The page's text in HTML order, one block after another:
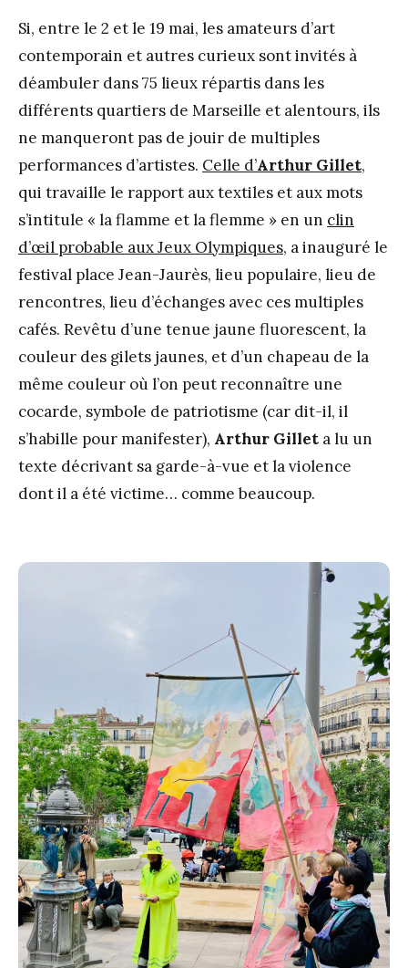
Si, entre le 2 et le 19 mai, les amateurs d’art
contemporain et autres curieux sont invités à
déambuler dans 75 lieux répartis dans les
différents quartiers de Marseille et alentours, ils
ne manqueront pas de jouir de multiples
performances d’artistes. Celle d’Arthur Gillet,
qui travaille le rapport aux textiles et aux mots
s’intitule « la flamme et la flemme » en un clin
d’œil probable aux Jeux Olympiques, a inauguré le
festival place Jean-Jaurès, lieu populaire, lieu de
rencontres, lieu d’échanges avec ces multiples
cafés. Revêtu d’une tenue jaune fluorescent, la
couleur des gilets jaunes, et d’un chapeau de la
même couleur où l’on peut reconnaître une
cocarde, symbole de patriotisme (car dit-il, il
s’habille pour manifester), Arthur Gillet a lu un
texte décrivant sa garde-à-vue et la violence
dont il a été victime… comme beaucoup.